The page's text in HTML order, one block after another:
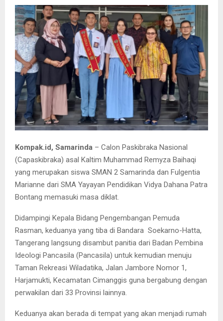
Kompak.id, Samarinda – Calon Paskibraka Nasional
(Capaskibraka) asal Kaltim Muhammad Remyza Baihaqi
yang merupakan siswa SMAN 2 Samarinda dan Fulgentia
Marianne dari SMA Yayayan Pendidikan Vidya Dahana Patra
Bontang memasuki masa diklat.
Didampingi Kepala Bidang Pengembangan Pemuda
Rasman, keduanya yang tiba di Bandara Soekarno-Hatta,
Tangerang langsung disambut panitia dari Badan Pembina
Ideologi Pancasila (Pancasila) untuk kemudian menuju
Taman Rekreasi Wiladatika, Jalan Jambore Nomor 1,
Harjamukti, Kecamatan Cimanggis guna bergabung dengan
perwakilan dari 33 Provinsi lainnya.
Keduanya akan berada di tempat yang akan menjadi rumah